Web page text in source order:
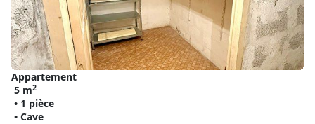
Appartement
5 m2
• 1 pièce
• Cave